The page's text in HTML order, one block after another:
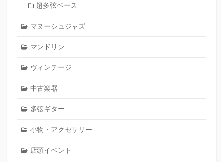
超多弦ベース
マヌーシュジャズ
マンドリン
ヴィンテージ
中古楽器
多弦ギター
小物・アクセサリー
店頭イベント